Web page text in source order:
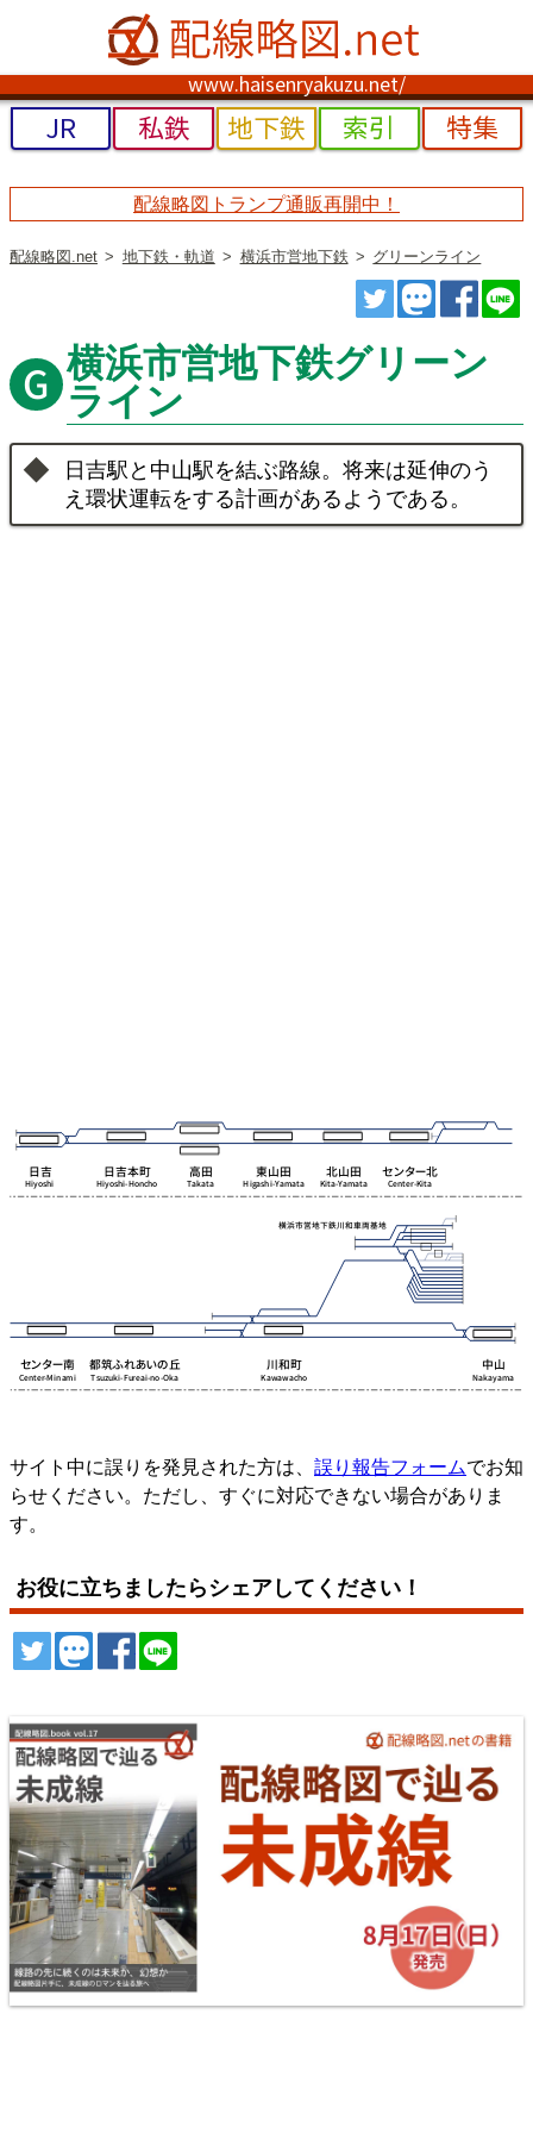
www.haisenryakuzu.net/
JR 私鉄 地下鉄 索引 特集
配線略図トランプ通販再開中！
配線略図.net 地下鉄・軌道 横浜市営地下鉄 グリーンライン
ツイートトゥート
シェ
横浜市営地下鉄グリーン
ライン
日吉駅と中山駅を結ぶ路線。将来は延伸のう
え環状運転をする計画があるようである。
サイト中に誤りを発見された方は、 誤り報告フォームでお知
らせください。ただし、すぐに対応できない場合がありま
す。
お役に立ちましたらシェアしてください！
ツイートトゥート
シェア